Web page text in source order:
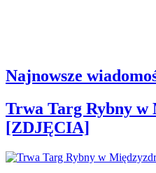
Najnowsze
Trwa Targ Rybny w
[ZDJĘCIA]